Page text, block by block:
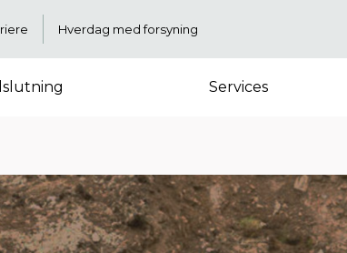
Hverdag med forsyning
Services